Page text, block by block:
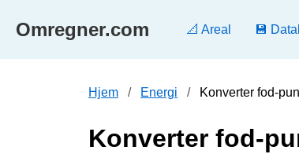
Omregner.com 📐 Areal 💾
Hjem Energi Konverter fod-
Konverter fod-